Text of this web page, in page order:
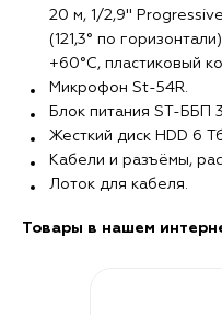
20 м, 1/2,9"
(121,3° по
+60°С, пластиковый
Микрофон St-54R.
Блок питания ST-ББП
Жесткий диск HDD 6
Кабели и разъёмы,
Лоток для кабеля.
Товары в нашем